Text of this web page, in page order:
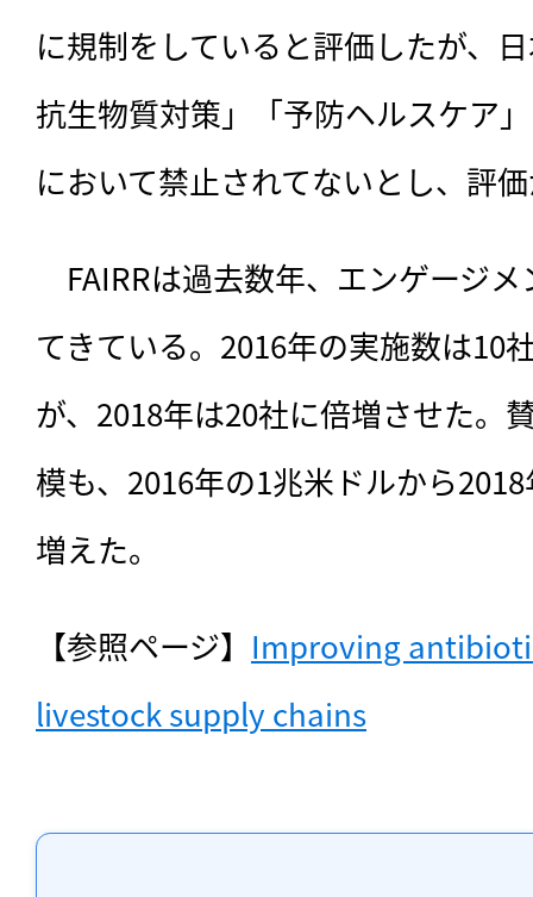
に規制をしていると評価したが、
抗生物質対策」「予防ヘルスケア
において禁止されてないとし、評
FAIRRは過去数年、エンゲージ
てきている。2016年の実施数は10
が、2018年は20社に倍増させた。
模も、2016年の1兆米ドルから
増えた。
【参照ページ】 Improving
livestock supply chains